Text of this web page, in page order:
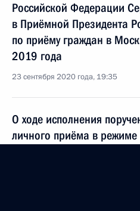
Российской Федерации
в Приёмной Президента
по приёму граждан в
2019 года
23 сентября 2020 года, 19:35
О ходе исполнения
личного приёма в